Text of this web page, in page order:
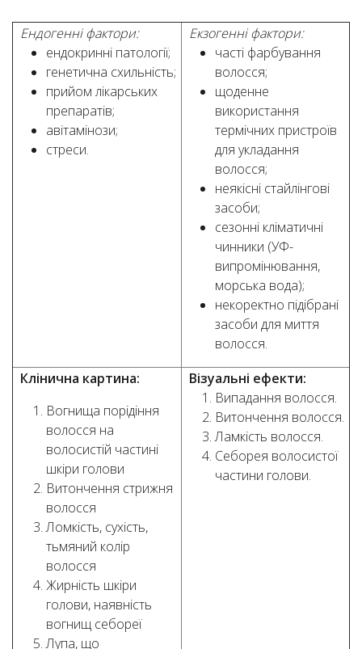
Ендогенні фактори:
ендокринні патології;
генетична схильність;
прийом лікарських
препаратів;
авітамінози;
стреси.
Екзогенні фактори:
часті фарбування
волосся;
щоденне
використання
термічних пристроїв
для укладання
волосся;
неякісні стайлінгові
засоби;
сезонні кліматичні
чинники (УФ-
випромінювання,
морська вода);
некоректно підібрані
засоби для миття
волосся.
Клінична картина:
Вогнища порідіння
волосся на
волосистій частині
шкіри голови
Витончення стрижня
волосся
Ломкість, сухість,
тьмяний колір
волосся
Жирність шкіри
голови, наявність
вогнищ себореї
Лупа, що
Візуальні ефекти:
Випадання волосся.
Витончення волосся.
Ламкість волосся.
Себорея волосистої
частини голови.